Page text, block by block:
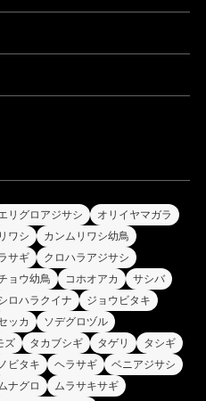
リグロアジサシ
オリイヤマガラ
ワシ
カンムリワシ幼鳥
サギ
クロハラアジサシ
ョウ幼鳥 コホオアカ
サシバ
ロハラクイナ
ジョウビタキ
ッカ
ソデグロヅル
ズ タカブシギ タゲリ
タシギ
ノビタキ ヘラサギ
ベニアジサシ
ナグロ ムラサキサギ